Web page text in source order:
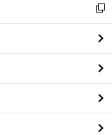
閉
る
新
し
い
ウ
ィ
ン
ド
ウ
で